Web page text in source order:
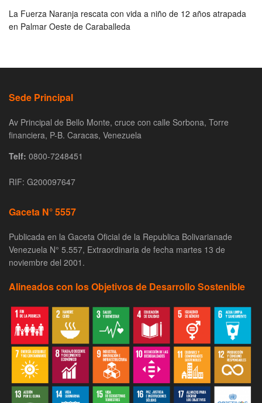
La Fuerza Naranja rescata con vida a niño de 12 años atrapada
en Palmar Oeste de Caraballeda
Sede Principal
Av Principal de Bello Monte, cruce con calle Sorbona, Torre
financiera, P-B. Caracas, Venezuela
Telf: 0800-7248451
RIF: G200097647
Gaceta N° 5557
Publicada en la Gaceta Oficial de la Republica Bolivarianade
Venezuela N° 5.557, Extraordinaria de fecha martes 13 de
noviembre del 2001.
Alineados con los Objetivos de Desarrollo Sostenible